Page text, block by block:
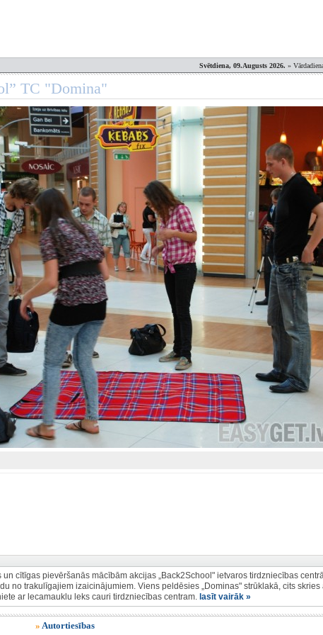
Svētdiena, 09.Augusts 2026. »
TC "Domina"
cītīgas pievēršanās mācībām akcijas „Back2School" ietvaros tirdzniecības
no trakulīgajiem izaicinājumiem. Viens peldēsies „Dominas" strūklakā, cits skries
ar lecamauklu leks cauri tirdzniecības centram. lasīt vairāk »
» Autortiesības